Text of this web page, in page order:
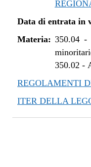
Data di entrata in
Materia: 350.04-
350.02 -
REGOLAMENTI
ITER DELLA